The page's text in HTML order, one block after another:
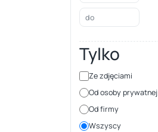
Tylko
Ze zdjęciami
Od osoby prywatnej
Od firmy
Wszyscy